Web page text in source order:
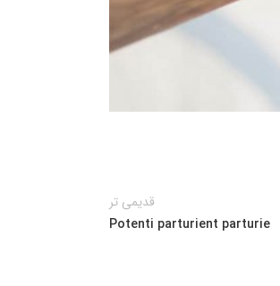
قدیمی تر
Potenti parturient parturie